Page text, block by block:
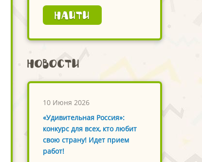
Новости
10 Июня 2026
«Удивительная Россия»:
конкурс для всех, кто любит
свою страну! Идет прием
работ!